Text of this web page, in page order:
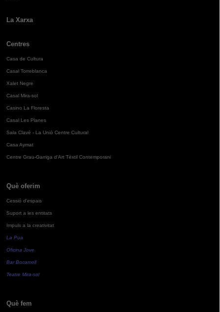
La Xarxa
Centres
Casa de Cultura
Casal Torreblanca
Xalet Negre
Casal Mira-sol
Casino La Floresta
Casal Les Planes
Sala Clavé - La Unió Centre Cultural
Casa Aymat
Centre Grau-Garriga d'Art Tèxtil Contemporani
Què oferim
Cessió d'espais
Suport a les entitats
Impuls a la creativitat
La Pua
Oficina Jove
Bar Bocamoll
Teatre Mira-sol
Què fem